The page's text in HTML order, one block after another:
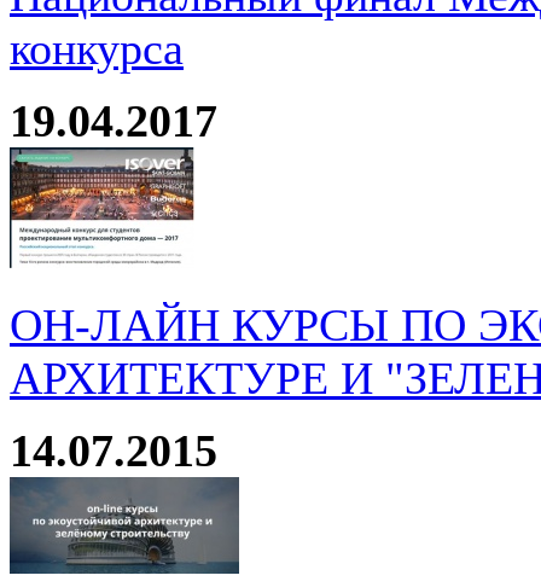
конкурса
19.04.2017
ОН-ЛАЙН КУРСЫ ПО
АРХИТЕКТУРЕ И
14.07.2015